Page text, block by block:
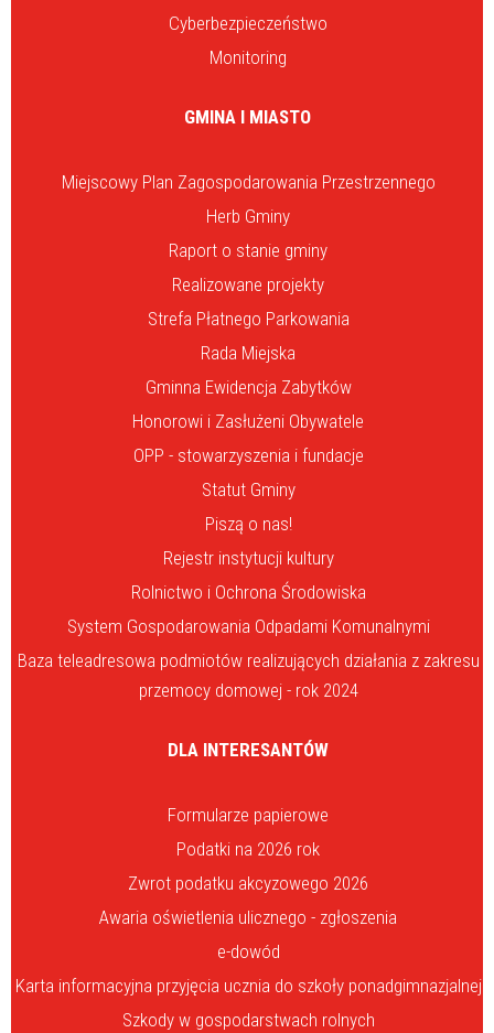
Cyberbezpieczeństwo
Monitoring
GMINA I MIASTO
Miejscowy Plan Zagospodarowania Przestrzennego
Herb Gminy
Raport o stanie gminy
Realizowane projekty
Strefa Płatnego Parkowania
Rada Miejska
Gminna Ewidencja Zabytków
Honorowi i Zasłużeni Obywatele
OPP - stowarzyszenia i fundacje
Statut Gminy
Piszą o nas!
Rejestr instytucji kultury
Rolnictwo i Ochrona Środowiska
System Gospodarowania Odpadami Komunalnymi
Baza teleadresowa podmiotów realizujących działania z zakresu
przemocy domowej - rok 2024
DLA INTERESANTÓW
Formularze papierowe
Podatki na 2026 rok
Zwrot podatku akcyzowego 2026
Awaria oświetlenia ulicznego - zgłoszenia
e-dowód
Karta informacyjna przyjęcia ucznia do szkoły ponadgimnazjalnej
Szkody w gospodarstwach rolnych